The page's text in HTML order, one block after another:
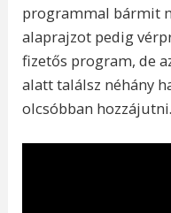
programmal bármit
alaprajzot pedig
fizetős program, de
alatt találsz néhány
olcsóbban hozzájutni.